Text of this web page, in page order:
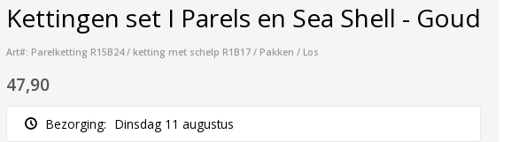
Kettingen set I Parels en Sea Shell - Goud
Art#: Parelketting R15B24 / ketting met schelp R1B17 / Pakken / Los
47,90
Bezorging: Dinsdag 11 augustus